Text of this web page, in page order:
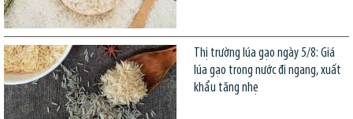
Thị trường lúa gạo ngày 5/8: Giá
lúa gạo trong nước đi ngang, xuất
khẩu tăng nhẹ